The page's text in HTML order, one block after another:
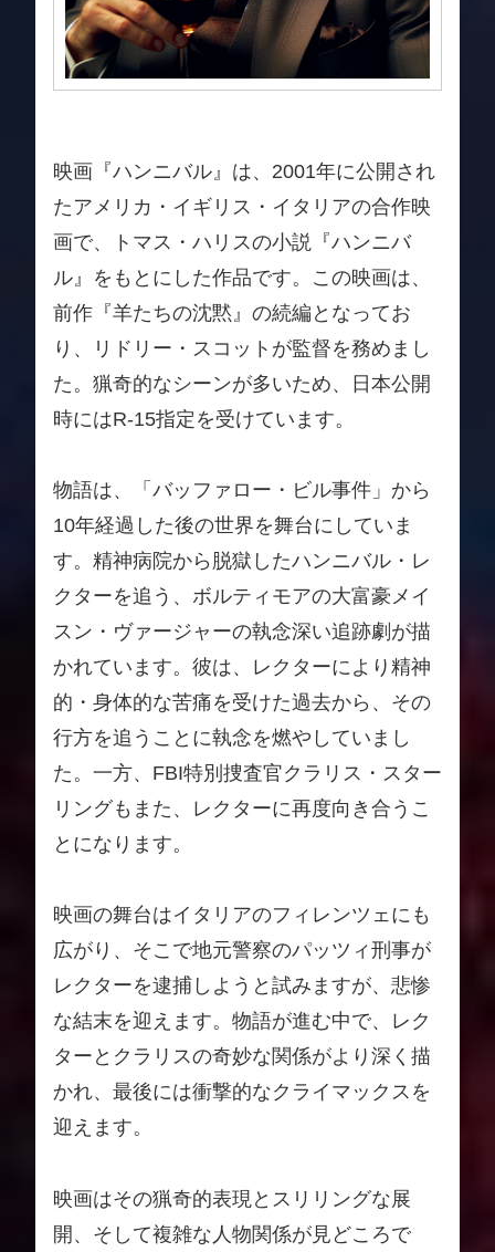
映画『ハンニバル』は、2001年に公開され
たアメリカ・イギリス・イタリアの合作映
画で、トマス・ハリスの小説『ハンニバ
ル』をもとにした作品です。この映画は、
前作『羊たちの沈黙』の続編となってお
り、リドリー・スコットが監督を務めまし
た。猟奇的なシーンが多いため、日本公開
時にはR-15指定を受けています。
物語は、「バッファロー・ビル事件」から
10年経過した後の世界を舞台にしていま
す。精神病院から脱獄したハンニバル・レ
クターを追う、ボルティモアの大富豪メイ
スン・ヴァージャーの執念深い追跡劇が描
かれています。彼は、レクターにより精神
的・身体的な苦痛を受けた過去から、その
行方を追うことに執念を燃やしていまし
た。一方、FBI特別捜査官クラリス・スター
リングもまた、レクターに再度向き合うこ
とになります。
映画の舞台はイタリアのフィレンツェにも
広がり、そこで地元警察のパッツィ刑事が
レクターを逮捕しようと試みますが、悲惨
な結末を迎えます。物語が進む中で、レク
ターとクラリスの奇妙な関係がより深く描
かれ、最後には衝撃的なクライマックスを
迎えます。
映画はその猟奇的表現とスリリングな展
開、そして複雑な人物関係が見どころで